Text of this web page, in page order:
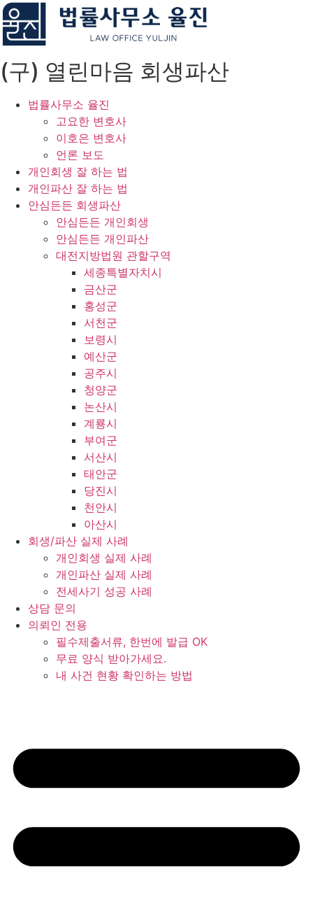
Skip
to
content
(구) 열린마음 회생파산
법률사무소 율진
고요한 변호사
이호은 변호사
언론 보도
개인회생 잘 하는 법
개인파산 잘 하는 법
안심든든 회생파산
안심든든 개인회생
안심든든 개인파산
대전지방법원 관할구역
세종특별자치시
금산군
홍성군
서천군
보령시
예산군
공주시
청양군
논산시
계룡시
부여군
서산시
태안군
당진시
천안시
아산시
회생/파산 실제 사례
개인회생 실제 사례
개인파산 실제 사례
전세사기 성공 사례
상담 문의
의뢰인 전용
필수제출서류, 한번에 발급 OK
무료 양식 받아가세요.
내 사건 현황 확인하는 방법